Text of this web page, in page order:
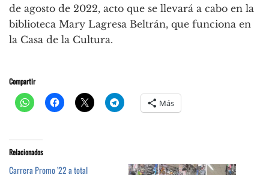
de agosto de 2022, acto que se llevará a cabo en la
biblioteca Mary Lagresa Beltrán, que funciona en
la Casa de la Cultura.
Compartir
Más
Relacionados
Carrera Promo ’22 a total